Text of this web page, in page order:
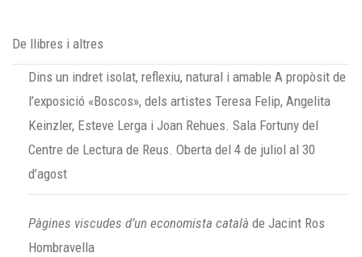
De llibres i altres
Dins un indret isolat, reflexiu, natural i amable A propòsit de
l’exposició «Boscos», dels artistes Teresa Felip, Angelita
Keinzler, Esteve Lerga i Joan Rehues. Sala Fortuny del
Centre de Lectura de Reus. Oberta del 4 de juliol al 30
d’agost
Pàgines viscudes d’un economista català de Jacint Ros
Hombravella